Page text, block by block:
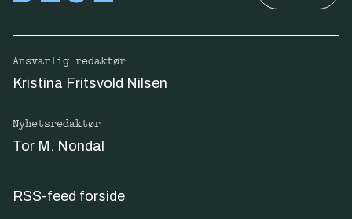
Ansvarlig redaktør
Kristina Fritsvold Nilsen
Nyhetsredaktør
Tor M. Nondal
RSS-feed forside